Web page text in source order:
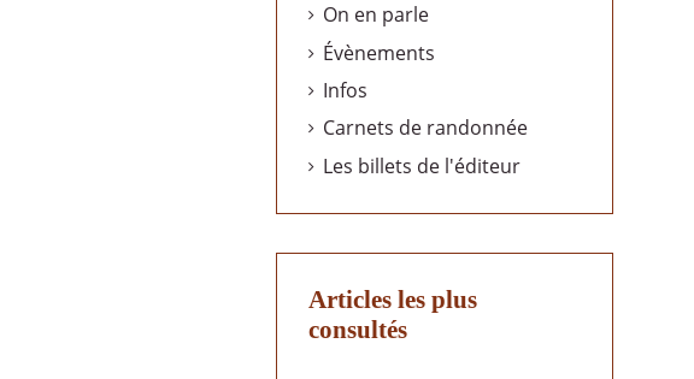
On en parle
Évènements
Infos
Carnets de randonnée
Les billets de l'éditeur
Articles les plus
consultés